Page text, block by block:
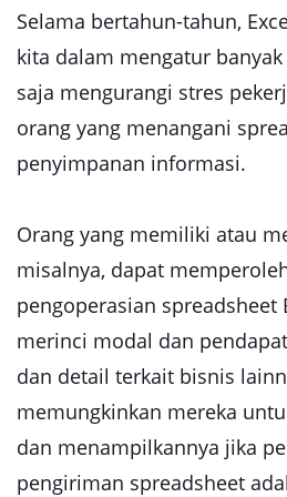
Selama bertahun-tahun,
kita dalam mengatur
saja mengurangi stres
orang yang menangani
penyimpanan informasi.
Orang yang memiliki atau
misalnya, dapat
pengoperasian spreadsheet
merinci modal dan
dan detail terkait bisnis
memungkinkan mereka
dan menampilkannya jika
pengiriman spreadsheet